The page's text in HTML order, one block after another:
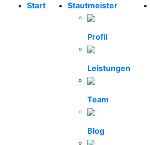
Start
Stautmeister
Profil
Leistungen
Team
Blog